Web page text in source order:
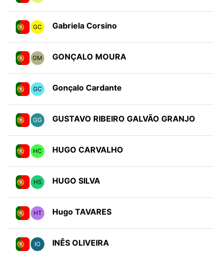
GC Gabriela Corsino
GM GONÇALO MOURA
GC Gonçalo Cardante
GG GUSTAVO RIBEIRO GALVÃO GRANJO
HC HUGO CARVALHO
HS HUGO SILVA
HT Hugo TAVARES
IO INÊS OLIVEIRA